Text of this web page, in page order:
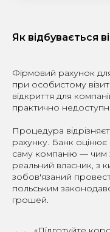
Як відбувається
Фірмовий рахунок
при особистому
відкриття для
практично
Процедура
рахунку. Банк
саму компанію — чим
реальний власник, з
зобов'язаний
польським
грошей.